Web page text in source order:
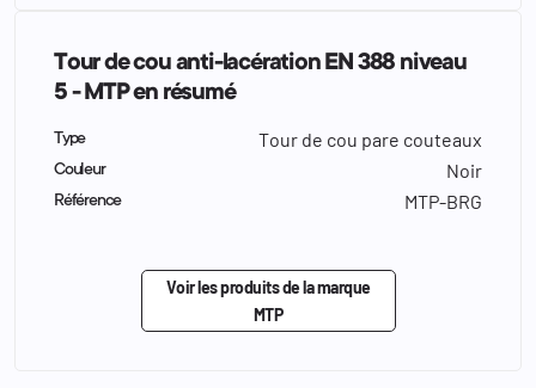
Tour de cou anti-lacération EN 388 niveau
5 - MTP en résumé
Type Tour de cou pare couteaux
Couleur Noir
Référence MTP-BRG
Voir les produits de la marque
MTP